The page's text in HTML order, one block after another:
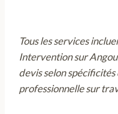
Tous les services
Intervention sur
devis selon
professionnelle sur